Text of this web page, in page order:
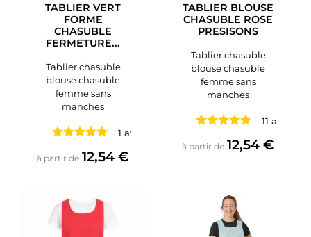
TABLIER VERT
FORME
CHASUBLE
FERMETURE...
Tablier chasuble
blouse chasuble
femme sans
manches
1 avis
à partir de Prix
12,54 €
TABLIER BLOUSE
CHASUBLE ROSE
PRESISONS
Tablier chasuble
blouse chasuble
femme sans
manches
11 avis
à partir de Prix
12,54 €